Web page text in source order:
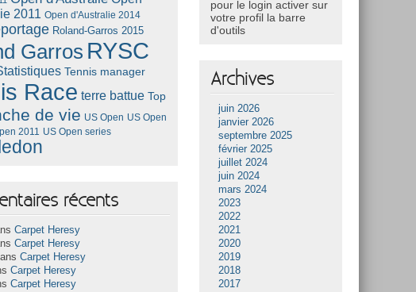
2011 Open d'Australie 2014
Roland-Garros 2015
Garros RYSC
Tennis manager
Race terre battue Top
de vie US Open US Open
2011 US Open series
récents
Carpet Heresy
Carpet Heresy
Carpet Heresy
Carpet Heresy
Carpet Heresy
pour le login activer sur
votre profil la barre
d'outils
Archives
juin 2026
janvier 2026
septembre 2025
février 2025
juillet 2024
juin 2024
mars 2024
2023
2022
2021
2020
2019
2018
2017